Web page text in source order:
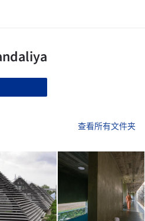
查看所有文件夹